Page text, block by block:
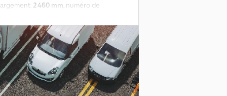
2 460 mm, numéro de
m avec porte à
extérieures embouties\n* Adaptée
– entièrement révisée\n* Rails à
Poches pour fourches de
en hauteur\n* Hauteur de pose :
: très bon\n\nLocation à partir d’1
de plus grandes quantités de
possible dans toute l’Allemagne